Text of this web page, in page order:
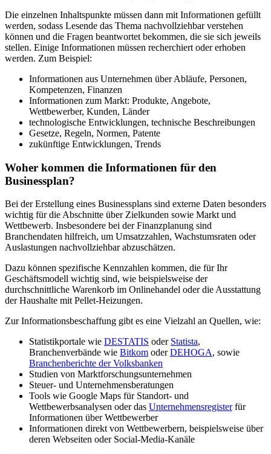
Die einzelnen Inhaltspunkte müssen dann mit Informationen gefüllt
werden, sodass Lesende das Thema nachvollziehbar verstehen
können und die Fragen beantwortet bekommen, die sie sich jeweils
stellen. Einige Informationen müssen recherchiert oder erhoben
werden. Zum Beispiel:
Informationen aus Unternehmen über Abläufe, Personen,
Kompetenzen, Finanzen
Informationen zum Markt: Produkte, Angebote,
Wettbewerber, Kunden, Länder
technologische Entwicklungen, technische Beschreibungen
Gesetze, Regeln, Normen, Patente
zukünftige Entwicklungen, Trends
Woher kommen die Informationen für den
Businessplan?
Bei der Erstellung eines Businessplans sind externe Daten besonders
wichtig für die Abschnitte über Zielkunden sowie Markt und
Wettbewerb. Insbesondere bei der Finanzplanung sind
Branchendaten hilfreich, um Umsatzzahlen, Wachstumsraten oder
Auslastungen nachvollziehbar abzuschätzen.
Dazu können spezifische Kennzahlen kommen, die für Ihr
Geschäftsmodell wichtig sind, wie beispielsweise der
durchschnittliche Warenkorb im Onlinehandel oder die Ausstattung
der Haushalte mit Pellet-Heizungen.
Zur Informationsbeschaffung gibt es eine Vielzahl an Quellen, wie:
Statistikportale wie DESTATIS oder Statista,
Branchenverbände wie Bitkom oderDEHOGA, sowie
Branchenberichte der Volksbanken
Studien von Marktforschungsunternehmen
Steuer- und Unternehmensberatungen
Tools wie Google Maps für Standort- und
Wettbewerbsanalysen oder das Unternehmensregisterfür
Informationen über Wettbewerber
Informationen direkt von Wettbewerbern, beispielsweise über
deren Webseiten oder Social-Media-Kanäle